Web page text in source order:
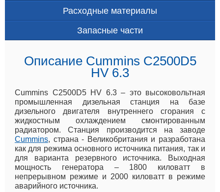
Расходные материалы
Запасные части
Описание Cummins C2500D5
HV 6.3
Cummins C2500D5 HV 6.3 – это высоковольтная
промышленная дизельная станция на базе
дизельного двигателя внутреннего сгорания с
жидкостным охлаждением смонтированным
радиатором. Станция производится на заводе
Cummins, страна - Великобритания и разработана
как для режима основного источника питания, так и
для варианта резервного источника. Выходная
мощность генератора – 1800 киловатт в
непрерывном режиме и 2000 киловатт в режиме
аварийного источника.